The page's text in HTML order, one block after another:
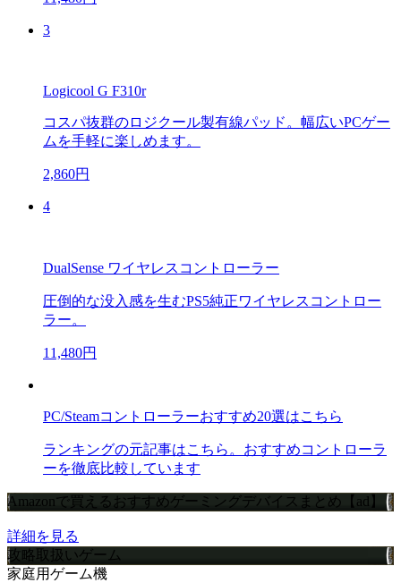
3
Logicool G F310r
コスパ抜群のロジクール製有線パッド。幅広いPCゲー
ムを手軽に楽しめます。
2,860円
4
DualSense ワイヤレスコントローラー
圧倒的な没入感を生むPS5純正ワイヤレスコントロー
ラー。
11,480円
PC/Steamコントローラーおすすめ20選はこちら
ランキングの元記事はこちら。おすすめコントローラ
ーを徹底比較しています
Amazonで買えるおすすめゲーミングデバイスまとめ【ad】
詳細を見る
攻略取扱いゲーム
家庭用ゲーム機